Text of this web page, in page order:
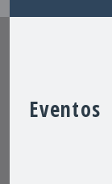
Eventos